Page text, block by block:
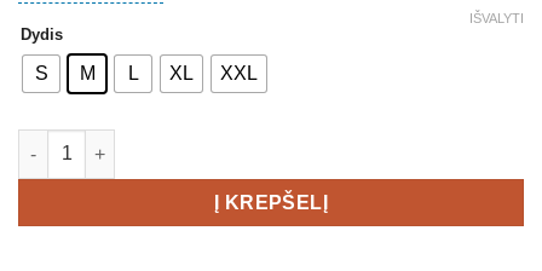
Dydis
S M L XL XXL
IŠVALYTI
produkto kiekis: Trimtex Trainer 3.0 Jacket Men's
Į KREPŠELĮ